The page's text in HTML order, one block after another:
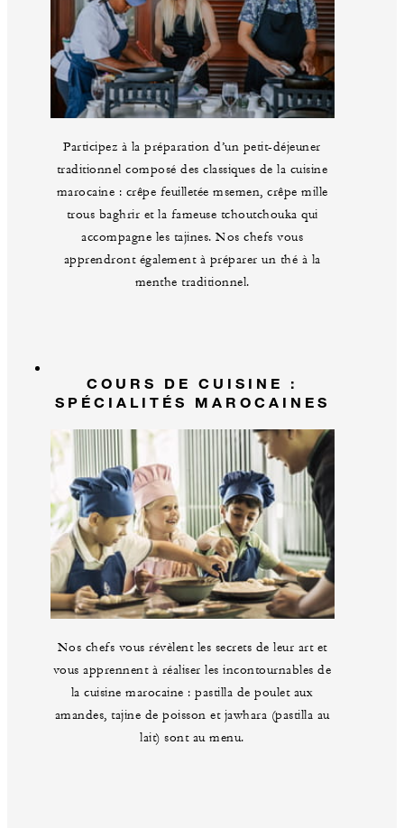
Participez à la préparation d’un petit-déjeuner
traditionnel composé des classiques de la cuisine
marocaine : crêpe feuilletée msemen, crêpe mille
trous baghrir et la fameuse tchoutchouka qui
accompagne les tajines. Nos chefs vous
apprendront également à préparer un thé à la
menthe traditionnel.
COURS DE CUISINE :
SPÉCIALITÉS MAROCAINES
Nos chefs vous révèlent les secrets de leur art et
vous apprennent à réaliser les incontournables de
la cuisine marocaine : pastilla de poulet aux
amandes, tajine de poisson et jawhara (pastilla au
lait) sont au menu.